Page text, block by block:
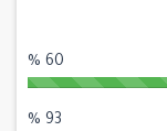
60 %
93 %